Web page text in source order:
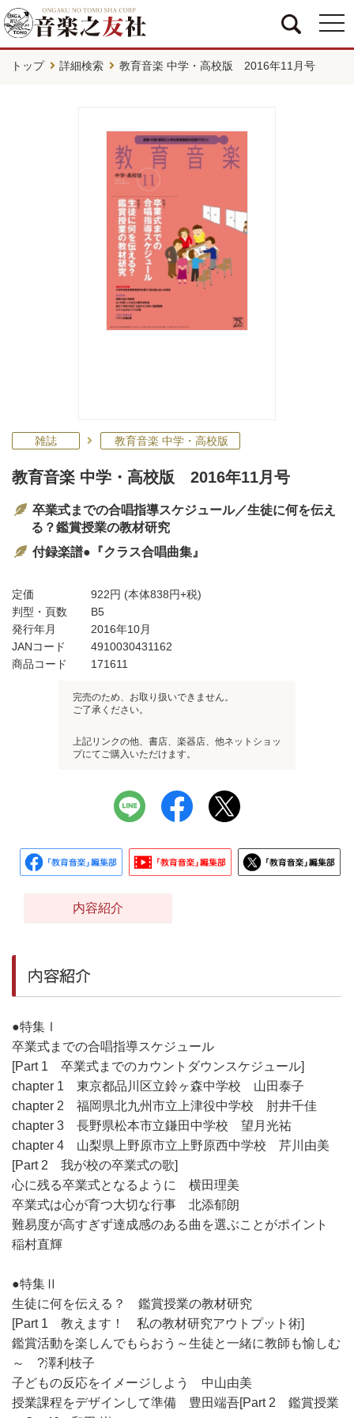
トップ 詳細検索 教育音楽 中学・高校版 2016年11月号
雑誌 教育音楽 中学・高校版
教育音楽 中学・高校版 2016年11月号
卒業式までの合唱指導スケジュール／生徒に何を伝え
る？鑑賞授業の教材研究
付録楽譜●『クラス合唱曲集』
定価 922円 (本体838円+税)
判型・頁数
B5
発行年月
2016年10月
JANコード
4910030431162
商品コード
171611
完売のため、お取り扱いできません。
ご了承ください。
上記リンクの他、書店、楽器店、他ネットショッ
プにてご購入いただけます。
内容紹介
内容紹介
●特集Ⅰ
卒業式までの合唱指導スケジュール
[Part 1 卒業式までのカウントダウンスケジュール]
chapter 1 東京都品川区立鈴ヶ森中学校 山田泰子
chapter 2 福岡県北九州市立上津役中学校 肘井千佳
chapter 3 長野県松本市立鎌田中学校 望月光祐
chapter 4 山梨県上野原市立上野原西中学校 芹川由美
[Part 2 我が校の卒業式の歌]
心に残る卒業式となるように 横田理美
卒業式は心が育つ大切な行事 北添郁朗
難易度が高すぎず達成感のある曲を選ぶことがポイント
稲村直輝
●特集Ⅱ
生徒に何を伝える？ 鑑賞授業の教材研究
[Part 1 教えます！ 私の教材研究アウトプット術]
鑑賞活動を楽しんでもらおう～生徒と一緒に教師も愉しむ
～ ?澤利枝子
子どもの反応をイメージしよう 中山由美
授業課程をデザインして準備 豊田端吾[Part 2 鑑賞授業